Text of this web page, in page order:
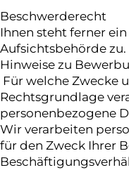
Beschwerderecht
Ihnen steht ferner
Aufsichtsbehörde zu.
Hinweise zu
Für welche Zwecke
Rechtsgrundlage
personenbezogene
Wir verarbeiten
für den Zweck Ihrer